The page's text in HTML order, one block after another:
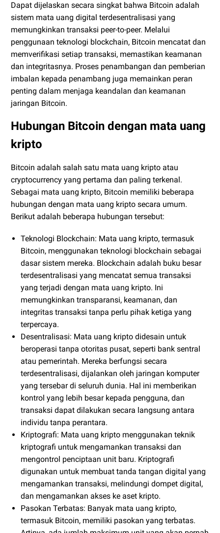
Dapat dijelaskan secara singkat bahwa Bitcoin adalah
sistem mata uang digital terdesentralisasi yang
memungkinkan transaksi peer-to-peer. Melalui
penggunaan teknologi blockchain, Bitcoin mencatat dan
memverifikasi setiap transaksi, memastikan keamanan
dan integritasnya. Proses penambangan dan pemberian
imbalan kepada penambang juga memainkan peran
penting dalam menjaga keandalan dan keamanan
jaringan Bitcoin.
Hubungan Bitcoin dengan mata uang
kripto
Bitcoin adalah salah satu mata uang kripto atau
cryptocurrency yang pertama dan paling terkenal.
Sebagai mata uang kripto, Bitcoin memiliki beberapa
hubungan dengan mata uang kripto secara umum.
Berikut adalah beberapa hubungan tersebut:
Teknologi Blockchain: Mata uang kripto, termasuk
Bitcoin, menggunakan teknologi blockchain sebagai
dasar sistem mereka. Blockchain adalah buku besar
terdesentralisasi yang mencatat semua transaksi
yang terjadi dengan mata uang kripto. Ini
memungkinkan transparansi, keamanan, dan
integritas transaksi tanpa perlu pihak ketiga yang
terpercaya.
Desentralisasi: Mata uang kripto didesain untuk
beroperasi tanpa otoritas pusat, seperti bank sentral
atau pemerintah. Mereka berfungsi secara
terdesentralisasi, dijalankan oleh jaringan komputer
yang tersebar di seluruh dunia. Hal ini memberikan
kontrol yang lebih besar kepada pengguna, dan
transaksi dapat dilakukan secara langsung antara
individu tanpa perantara.
Kriptografi: Mata uang kripto menggunakan teknik
kriptografi untuk mengamankan transaksi dan
mengontrol penciptaan unit baru. Kriptografi
digunakan untuk membuat tanda tangan digital yang
mengamankan transaksi, melindungi dompet digital,
dan mengamankan akses ke aset kripto.
Pasokan Terbatas: Banyak mata uang kripto,
termasuk Bitcoin, memiliki pasokan yang terbatas.